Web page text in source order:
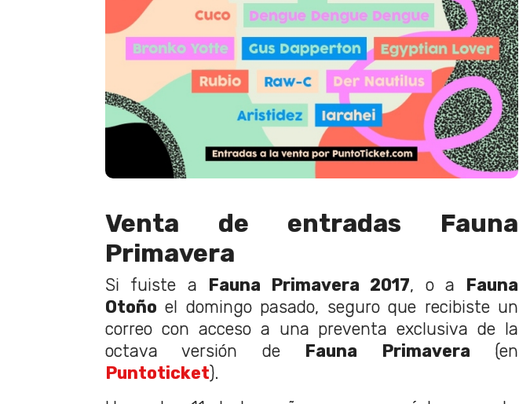
Venta de entradas Fauna
Primavera
Si fuiste a Fauna Primavera 2017, o a Fauna
Otoño el domingo pasado, seguro que recibiste un
correo con acceso a una preventa exclusiva de la
octava versión de Fauna Primavera (en
Puntoticket).